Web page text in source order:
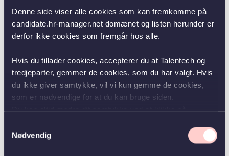
Denne side viser alle cookies som kan fremkomme på
candidate.hr-manager.net domænet og listen herunder er
derfor ikke cookies som fremgår hos alle.
Hvis du tillader cookies, accepterer du at Talentech og
tredjeparter, gemmer de cookies, som du har valgt. Hvis
du ikke giver samtykke, vil vi kun gemme de cookies,
som er nødvendige for at du kan bruge siden.
Nødvendig